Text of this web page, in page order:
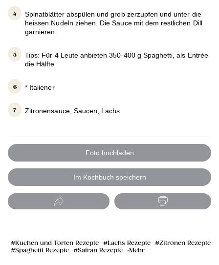
Spinatblätter abspülen und grob zerzupfen und unter die
heissen Nudeln ziehen. Die Sauce mit dem restlichen Dill
garnieren.
Tips: Für 4 Leute anbieten 350-400 g Spaghetti, als Entrée
die Hälfte
* Italiener
Zitronensauce, Saucen, Lachs
Foto hochladen
Im Kochbuch speichern
Kuchen und Torten Rezepte Lachs Rezepte
Zitronen Rezepte
Spaghetti Rezepte
Safran Rezepte Mehr